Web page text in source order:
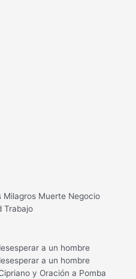
Milagros Muerte Negocio
Trabajo
a un hombre
a un hombre
y Oración a Pomba